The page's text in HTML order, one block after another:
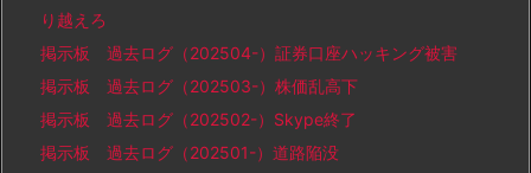
り越えろ
掲示板 過去ログ（202504-）証券口座ハッキング被害
掲示板 過去ログ（202503-）株価乱高下
掲示板 過去ログ（202502-）Skype終了
掲示板 過去ログ（202501-）道路陥没